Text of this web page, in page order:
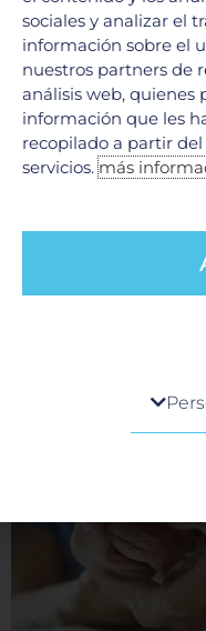
Tumores
17 junio, 2026
En el Hospital Galenia,
sociales y analizar el
información sobre el
nuestros partners de
análisis web, quienes
información que les
recopilado a partir
servicios.más
Cuando visita
preferencias o su
principalmente
esperado. Por lo
una experiencia